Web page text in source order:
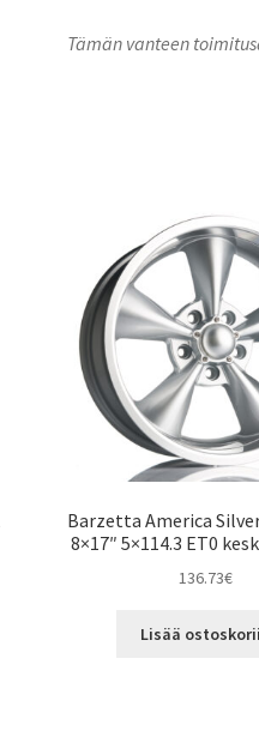
Tämän vanteen
Barzetta America
8×17″ 5×114.3 ET0
136.73€
Lisää